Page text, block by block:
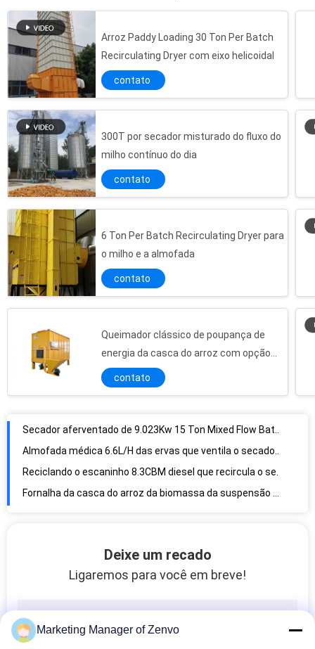
Arroz Paddy Loading 30 Ton Per Batch
Recirculating Dryer com eixo helicoidal
contato
300T por secador misturado do fluxo do
milho contínuo do dia
contato
6 Ton Per Batch Recirculating Dryer para
o milho e a almofada
contato
Queimador clássico de poupança de
energia da casca do arroz com opção
múltipla dos combustíveis da biomassa
contato
Fornalha da casca do arroz da biomassa da suspensão de ISO9001 27.5kW
Deixe um recado
Ligaremos para você em breve!
Marketing Manager of Zenvo